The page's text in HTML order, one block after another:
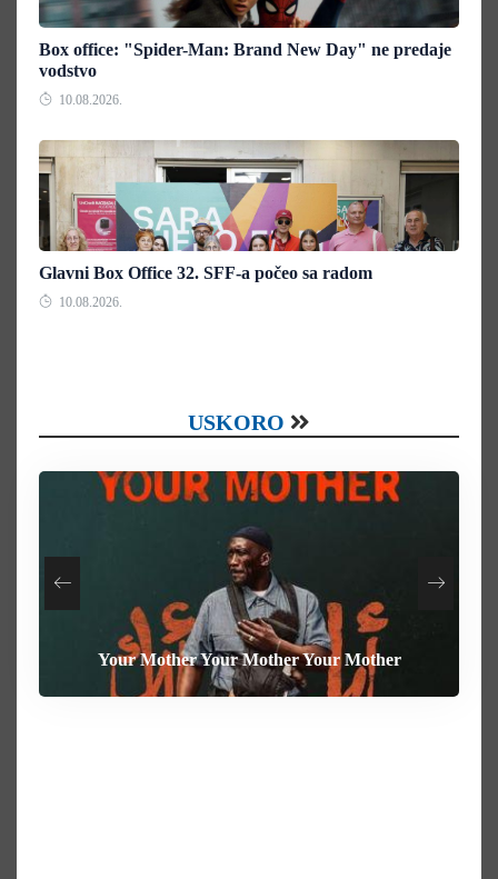
Box office: "Spider-Man: Brand New Day" ne predaje
vodstvo
10.08.2026.
Glavni Box Office 32. SFF-a počeo sa radom
10.08.2026.
USKORO
The Weight
Your Mother Your Mother Your Mother
Heart of the Beast
Behemoth